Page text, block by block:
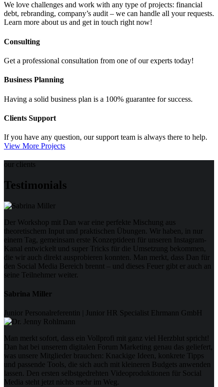
We love challenges and work with any type of projects: financial
debt, rebranding, company’s audit – we can handle all your requests.
Learn more about us and get in touch right now!
Consulting
Get a professional consultation from one of our experts today!
Business Planning
Having a solid business plan is a 100% guarantee for success.
Clients Support
If you have any question, our support team is always there to help.
View More Projects
our clients
Testimonials
Der Workshop mit Dan war eine perfekte Mischung aus
theoretischem Input und praktischen Übungen. Wir haben, in nur
einem Tag, gemeinsam erste Konzeptideen für unseren Instagram-
Kanal entwickelt und super Tricks für die Umsetzung bekommen,
die wir auch direkt ausprobieren konnten. Man merkt, dass Dan für
den Social Media Bereich brennt – und dieses Feuer gibt er auch an
seine Teilnehmer weiter.
Sabrina Miller
Junior Personalreferentin | Junior HR Specialist Ehrmann GmbH
Man merkt sofort, dass ein Vollprofi mit ganz viel Herzblut spricht!
Dan hat bei unserem digitalen Forum Marketing genau das geliefert,
was unsere Mitglieder brauchen: Knackige Ideen, konkrete Tipps
und passende Tools, die sich auch mit kleineren Budgets anwenden
lassen. Den ersten selbstgedrehten Videoproduktionen für Social
Media steht jetzt nichts mehr im Weg.